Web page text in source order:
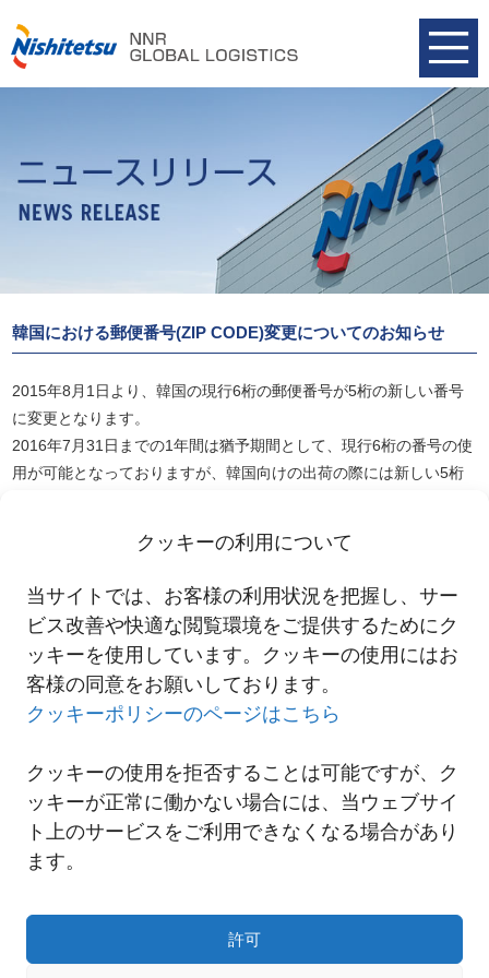
クッキーの利用について
当サイトでは、お客様の利用状況を把握し、サー
ビス改善や快適な閲覧環境をご提供するためにク
ッキーを使用しています。クッキーの使用にはお
客様の同意をお願いしております。
クッキーポリシーのページはこちら
クッキーの使用を拒否することは可能ですが、ク
ッキーが正常に働かない場合には、当ウェブサイ
ト上のサービスをご利用できなくなる場合があり
ます。
許可
韓国における郵便番号(ZIP CODE)変更についてのお知らせ
2015年8月1日より、韓国の現行6桁の郵便番号が5桁の新しい番号
に変更となります。
2016年7月31日までの1年間は猶予期間として、現行6桁の番号の使
用が可能となっておりますが、韓国向けの出荷の際には新しい5桁
omm
一覧へ